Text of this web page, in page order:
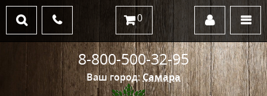
Ваш город:Самара
8-800-500-32-95
0